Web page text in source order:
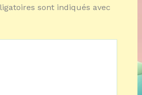
sont indiqués avec